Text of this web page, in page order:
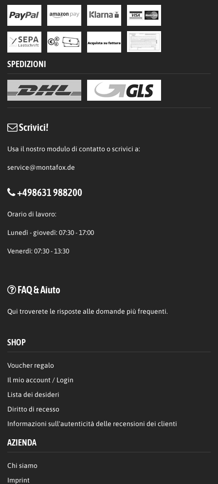
SPEDIZIONI
Scrivici!
Usa il nostro modulo di contatto o scrivici a:
service@montafox.de
+498631 988200
Orario di lavoro:
Lunedì - giovedì: 07:30 - 17:00
Venerdì: 07:30 - 13:30
FAQ & Aiuto
Qui troverete le risposte alle domande più frequenti.
SHOP
Voucher regalo
Il mio account / Login
Lista dei desideri
Diritto di recesso
Informazioni sull'autenticità delle recensioni dei clienti
AZIENDA
Chi siamo
Imprint